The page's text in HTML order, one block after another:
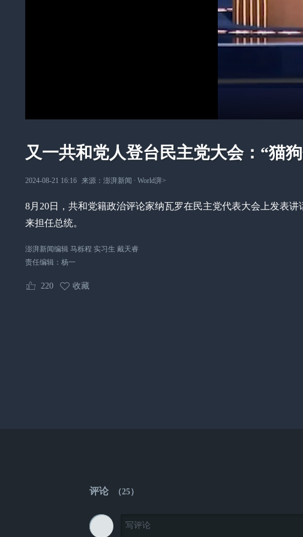
又一共和党人登台民主党大会：“猫
2024-08-21 16:16 来源： 澎湃新闻 ∙ World湃>
8月20日，共和党籍政治评论家纳瓦罗在民主党代表大会上发表
来担任总统。
澎湃新闻编辑 马栎程 实习生 戴天睿
责任编辑： 杨一
220 收藏
评论 （25）